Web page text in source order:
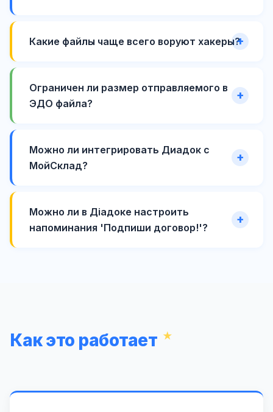
Какие файлы чаще всего воруют хакеры?
Ограничен ли размер отправляемого в
ЭДО файла?
Можно ли интегрировать Диадок с
МойСклад?
Можно ли в Діадоке настроить
напоминания 'Подпиши договор!'?
Как это работает